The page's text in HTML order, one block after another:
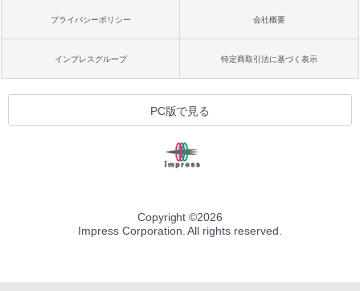
プライバシーポリシー 会社概要
インプレスグループ 特定商取引法に基づく表示
PC版で見る
Copyright ©2026
Impress Corporation. All rights reserved.